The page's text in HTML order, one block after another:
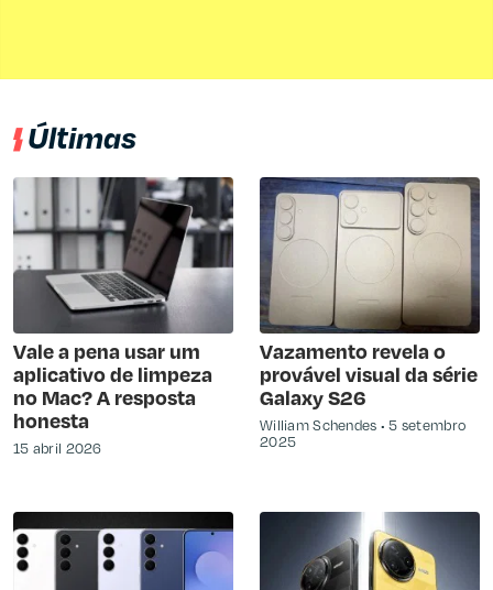
Últimas
Vale a pena usar um
aplicativo de limpeza
no Mac? A resposta
honesta
15 abril 2026
Vazamento revela o
provável visual da série
Galaxy S26
William Schendes
5 setembro
2025